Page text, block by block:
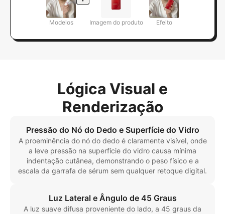
Modelos Imagem do produto Efeito
Lógica Visual e
Renderização
Pressão do Nó do Dedo e Superfície do Vidro
A proeminência do nó do dedo é claramente visível, onde
a leve pressão na superfície do vidro causa mínima
indentação cutânea, demonstrando o peso físico e a
escala da garrafa de sérum sem qualquer retoque digital.
Luz Lateral e Ângulo de 45 Graus
A luz suave difusa proveniente do lado, a 45 graus da